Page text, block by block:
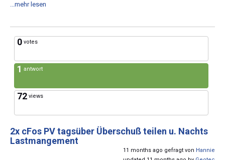
...mehr lesen
0 votes
1 antwort
72 views
2x cFos PV tagsüber Überschuß teilen u. Nachts
Lastmangement
11 months ago gefragt von Hannie